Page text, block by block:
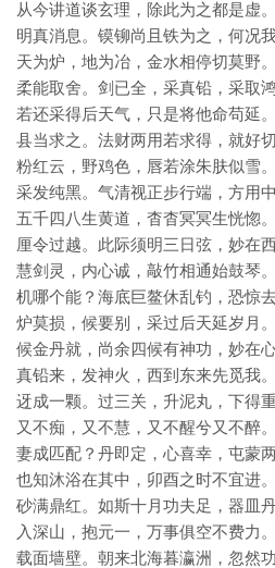
从今讲道谈玄理，除此为之都是虚
明真消息。镆铆尚且铁为之，何况
天为炉，地为冶，金水相停切莫野
柔能取舍。剑已全，采真铅，采取鸿
若还采得后天气，只是将他命苟延
县当求之。法财两用若求得，就好切
粉红云，野鸡色，唇若涂朱肤似雪
采发纯黑。气清视正步行端，方用中
五千四八生黄道，杳杳冥冥生恍惚
厘令过越。此际须明三日弦，妙在
慧剑灵，内心诚，敲竹相通始鼓琴
机哪个能？海底巨鳌休乱钓，恐惊去
炉莫损，候要别，采过后天延岁月
候金丹就，尚余四候有神功，妙在心
真铅来，发神火，西到东来先觅我
迓成一颗。过三关，升泥丸，下得重
又不痴，又不慧，又不醒兮又不醉
妻成匹配？丹即定，心喜幸，屯蒙两
也知沐浴在其中，卯酉之时不宜进
砂满鼎红。如斯十月功夫足，器皿丹
入深山，抱元一，万事俱空不费力
载面墙壁。朝来北海暮瀛洲，忽然功